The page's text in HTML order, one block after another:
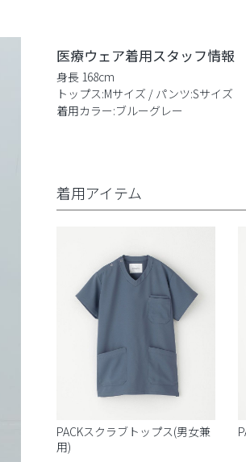
医療ウェア着用スタッフ情報
身長 168cm
トップス:Mサイズ / パンツ:Sサイズ
着用カラー:ブルーグレー
着用アイテム
PACKスクラブトップス(男女兼
用)